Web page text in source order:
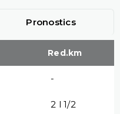
Pronostics
Red.km
-
2 l 1/2